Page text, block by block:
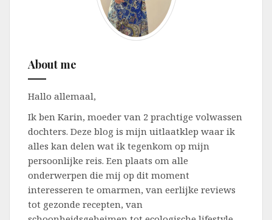
About me
Hallo allemaal,
Ik ben Karin, moeder van 2 prachtige volwassen
dochters. Deze blog is mijn uitlaatklep waar ik
alles kan delen wat ik tegenkom op mijn
persoonlijke reis. Een plaats om alle
onderwerpen die mij op dit moment
interesseren te omarmen, van eerlijke reviews
tot gezonde recepten, van